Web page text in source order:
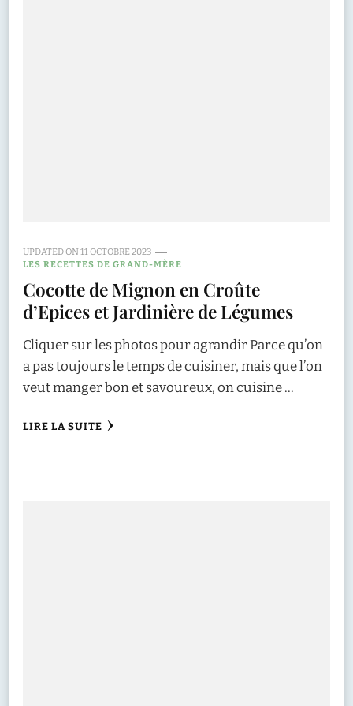
UPDATED ON11 OCTOBRE 2023
LES RECETTES DE GRAND-MÈRE
Cocotte de Mignon en Croûte
d’Epices et Jardinière de Légumes
Cliquer sur les photos pour agrandir Parce qu’on
a pas toujours le temps de cuisiner, mais que l’on
veut manger bon et savoureux, on cuisine …
LIRE LA SUITE